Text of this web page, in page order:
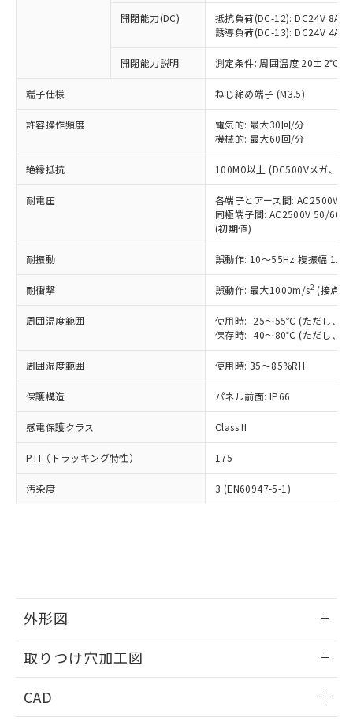
開閉能力(DC)
抵抗負荷(DC-12): DC24V 8A/
誘導負荷(DC-13): DC24V 4A/
開閉能力説明 測定条件: 周囲温度 20±2℃、
端子仕様 ねじ締め端子 (M3.5)
許容操作頻度
電気的: 最大30回/分
機械的: 最大60回/分
絶縁抵抗 100MΩ以上 (DC500Vメガ、点
耐電圧
各端子とアース間: AC2500V
同極端子間: AC2500V 50/
(初期値)
耐振動 誤動作: 10～55Hz 複振幅
耐衝撃 誤動作: 最大1000m/s2 (接点
周囲温度範囲
使用時: -25～55℃ (ただし、氷
保存時: -40～80℃ (ただし、氷
周囲湿度範囲 使用時: 35～85%RH
保護構造 パネル前面: IP66
感電保護クラス Class II
PTI（トラッキング特性） 175
汚染度 3 (EN60947-5-1)
外形図
取りつけ穴加工図
CAD
ことをご了承ください。
在庫状況および標準価格照会結果は、
記載している更新日時点での社内デー
タに基づき作成されるものであり、閲
覧された時点での実際の在庫および標
準価格とは異なる場合があることをご
正式な納期状況および標準価格はお客
様のお取引先、またはお客様担当のオ
ムロン制御機器販売店・当社販売員に
オムロン制御機器販売店や当社販売拠
販売ネットワーク
」をご確認
在庫状況および標準価格結果を当社の
事前の承諾なく第三者に漏洩または開
示しないようお願いします。
マイパーツ機能（部品リスト作成サー
ビス）をご利用いただくには、I-Web
メンバーズにご登録されている必要が
お客様が当ウェブサイト上で当社にご
登録された部品リストについて、当社
および当社の共同利用者が、当社の製
品・サービスに関するお客様との取
引・商談に必要な範囲で利用すること
※当社の共同利用者とは、"個人情報
の「1.共同利
用者の範囲」に記載されている法人を
いたものが、含有品と判明した場合などや
むを得ず変更することがあります。
*EU RoHS指令（10物質）：
鉛(Pb) 1000ppm以下、 水銀(Hg) 1000ppm以下、 カド
六価クロム(Cr(Ⅵ)) 1000ppm以下、ポリ臭化ビフェニル
類(PBB) 1000ppm以下、ポリ臭化ジフェニルエーテル類
(PBDE) 1000ppm以下、フタル酸ビス(2-エチルヘキシ
ル) (DEHP)(別名：DOP) 1000ppm以下、フタル酸ブチ
ルベンジル（BBP） 1000ppm以下、フタル酸ジブチル
（DBP） 1000ppm以下、フタル酸ジイソブチル
(DIBP) 1000ppm以下
但し、RoHS指令で産業用監視および制御機器に対する
フタル酸エステル類の４物質については閾値を超える意
図的な使用がないことを確認しています。
部品在庫の切り替え状況などにより、予定
月が前後することがあります。
※3 非含有証明書ダウンロード
下記の非含有証明書をダウンロードするこ
とができます。
EU RoHS指令（10物質）の非含有証明書
51物質の非含有証明書（当社基準）
※本証明書は発行日時点で非含有を証明す
るもので、過去に遡って非含有を証明する
していることから、特段のことがない限
り、2022年1月12日より割愛しておりま
す。
基準値を超えていることを示します。
「－」：未確認です。当社販売部門へお問
ム) : 100ppm、
Cr(Ⅵ)(六価クロム) : 1000ppm、 PBBs(ポリ臭化ビフェ
ニル類) : 1000ppm、 PBDEs(ポリ臭化ジフェニルエーテ
ル類) : 1000ppm、
DBP(フタル酸ジブチル) : 1000ppm、 DIBP(フタル酸ジ
イソブチル) : 1000ppm、 BBP(フタル酸ブチルベンジ
ル) : 1000ppm、
DEHP(フタル酸ビス(2-エチルヘキシル)) : 1000ppm
「ｅ」：有害物質（10物質）のすべてが基
準値以下であることを示します。
「10」：通常の使用状況下において有害物
質が外部に漏えいし、環境に深刻な影響を
及ぼさない年数を意味します。
「－」：未確認です。当社販売部門へお問
い合わせください。
当社は、これら貴社製品のうち、外国
為替および外国貿易法に定める商品
（以下｢規制貨物等」という）を輸出
または国外への提供する場合は、日本
国政府の輸出許可(または役務取引許
可)を取得するなどの必要な手続きを
当社は規制貨物を破棄する場合は、完
全に破砕するなど、違法に輸出されな
いよう必要な手段を講じます。
当社は貴社製品を、核兵器、ミサイ
ル、化学兵器、生物兵器またはその他
武器並びにこれらの製造装置等に一切
当社は、貴社製品を第三者に販売する
場合は、上記1、2および3の内容を当
該第三者に通知します。また当社は、
販売先および販売に係わる関係者が違
法に輸出するおそれがある場合は、取
り引きをいたしません。
キャンセル
説明
○ 一定数以上の在庫あり
一定数には満たないが在庫あり
在庫なし(最新の在庫状況につ
いては、お客様のお取引先、ま
たはお客様担当のオムロン制御
機器販売店・当社販売員にご確
白
受注生産機種、また在庫状況の
情報を公開していない機種